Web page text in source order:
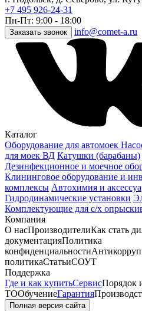
+7 495 926-24-31
Пн-Пт: 9:00 - 18:00
Заказать звонок info@comet-a.ru
Каталог
Оборудование для автомоек
для моек ВД Катушки (барабаны)
Дезинфекционное и моечное
Клининговое оборудование и
комплексы Автохимия и
Гидродинамические установки
Комплектующие для с/х
Компания
О насПроизводителиКак стать
документацияПолитика
конфиденциальности
политикаСтатьиСОУТ
Поддержка
Где и как купитьСервисПорядок
ТООбучениеГарантия
Полная версия сайта